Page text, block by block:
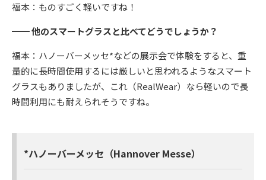
福本：ものすごく軽いですね！
━━ 他のスマートグラスと比べてどうでしょうか？
福本：ハノーバーメッセ*などの展示会で体験をすると、重
量的に長時間使用するには厳しいと思われるようなスマート
グラスもありましたが、これ（RealWear）なら軽いので長
時間利用にも耐えられそうですね。
*ハノーバーメッセ（Hannover Messe）